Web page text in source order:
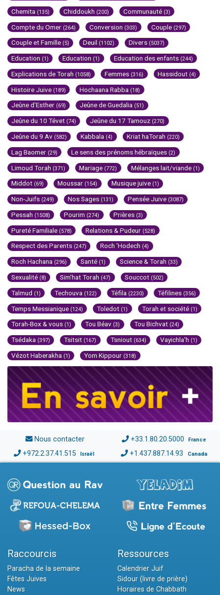
Chemita (135) Chiddoukh (200) Communauté (3)
Compte du Omer (264) Conversion (303) Couple (297)
Couple et Famille (5) Deuil (1102) Divers (5037)
Education (1) Education (1) Education des enfants (244)
Explications de Torah (1058) Femmes (316) Hassidout (4)
Histoire Juive (189) Hochaana Rabba (18)
Jeûne d'Esther (69) Jeûne de Guedalia (51)
Jeûne du 10 Tévet (74) Jeûne du 17 Tamouz (270)
Jeûne du 9 Av (582) Kabbala (4) Kriat haTorah (220)
Lag Baomer (29) Le sens des prénoms hébraïques (2)
Limoud Torah (371) Mariage (772) Mélanges lait/viande (1)
Middot (69) Moussar (154) Musique juive (1)
Non-Juifs (249) Nos Sages (131) Pensée Juive (3087)
Pessah (1508) Pourim (274) Prières (3)
Pureté Familiale (578) Relations & Pudeur (528)
Respect des Parents (247) Roch 'Hodech (4)
Roch Hachana (296) Santé (1) Science & Torah (33)
Sexualité (8) Sim'hat Torah (47) Souccot (502)
Talmud (1) Techouva (122) Téfila (2230) Téfilines (356)
Temps Messianique (124) Toledot (1) Torah et société (1)
Torah-Box & vous (1) Tou Béav (3) Tou Bichvat (24)
Tsédaka (397) Tsitsit (167) Tsniout (634) Vayichla'h (1)
Vézot Haberakha (1) Yom Kippour (318)
Nous contacter +33.1.80.20.5000 France
+972.2.37.41.515 Israël +1.437.887.14.93 Canada
Raccourcis
Paracha de la semaine
Fêtes Juives
News
Ressources
Calendrier Juif
Sidour (livre de prière)
Horaires de Chabbath